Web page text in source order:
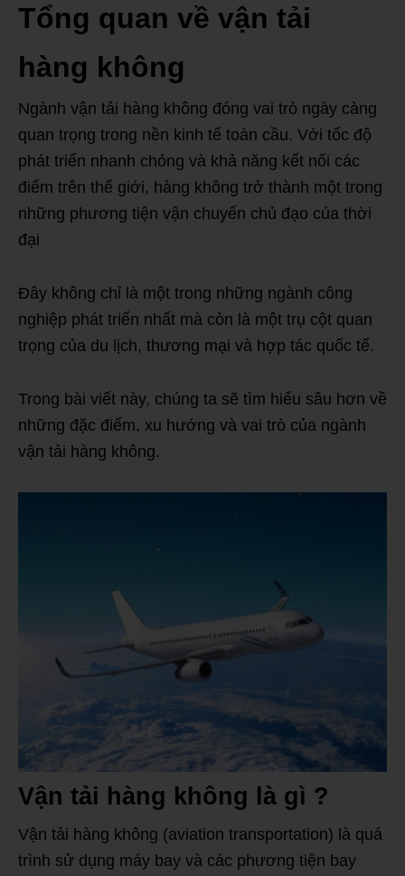
Tổng quan về vận tải
hàng không
Ngành vận tải hàng không đóng vai trò ngày càng
quan trọng trong nền kinh tế toàn cầu. Với tốc độ
phát triển nhanh chóng và khả năng kết nối các
điểm trên thế giới, hàng không trở thành một trong
những phương tiện vận chuyển chủ đạo của thời
đại
Đây không chỉ là một trong những ngành công
nghiệp phát triển nhất mà còn là một trụ cột quan
trọng của du lịch, thương mại và hợp tác quốc tế.
Trong bài viết này, chúng ta sẽ tìm hiểu sâu hơn về
những đặc điểm, xu hướng và vai trò của ngành
vận tải hàng không.
Vận tải hàng không là gì ?
Vận tải hàng không (aviation transportation) là quá
trình sử dụng máy bay và các phương tiện bay